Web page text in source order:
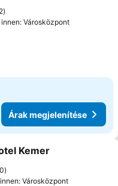
Városközpont
Árak megjelenítése
a kedvencekhez
Kemer
Városközpont